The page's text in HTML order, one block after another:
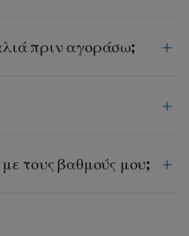
πριν αγοράσω;
τους βαθμούς μου;